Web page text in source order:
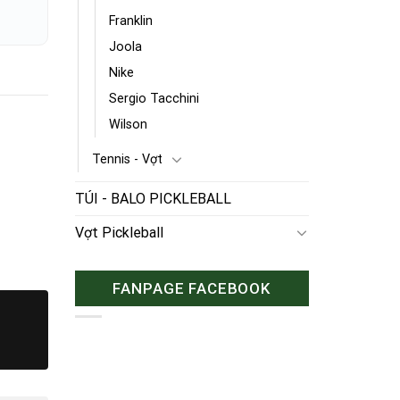
Franklin
Joola
Nike
Sergio Tacchini
Wilson
Tennis - Vợt
TÚI - BALO PICKLEBALL
Vợt Pickleball
FANPAGE FACEBOOK